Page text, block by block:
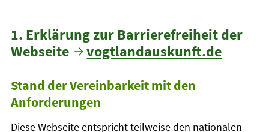
1. Erklärung zur Barrierefreiheit der
Webseite
vogtlandauskunft.de
Stand der Vereinbarkeit mit den
Anforderungen
Diese Webseite entspricht teilweise den nationalen